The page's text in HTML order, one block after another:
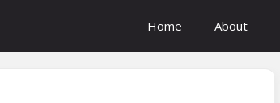
Home About